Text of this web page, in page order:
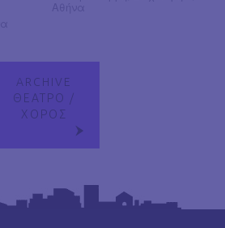
ARCHIVE
ΘΕΑΤΡΟ /
ΧΟΡΟΣ